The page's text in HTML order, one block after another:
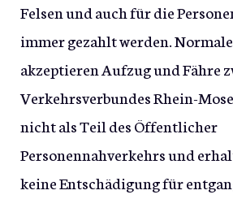
Felsen und auch für die
immer gezahlt werden.
akzeptieren Aufzug und Fähre
Verkehrsverbundes Rhein-
nicht als Teil des Öffentlicher
Personennahverkehrs und
keine Entschädigung für